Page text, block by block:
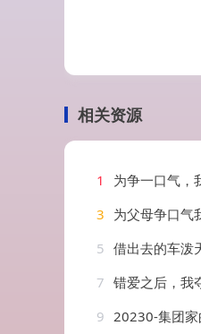
相关资源
1 为争一口气，
3 为父母争口气
5 借出去的车泼
7 错爱之后，我夺
9 20230-集团